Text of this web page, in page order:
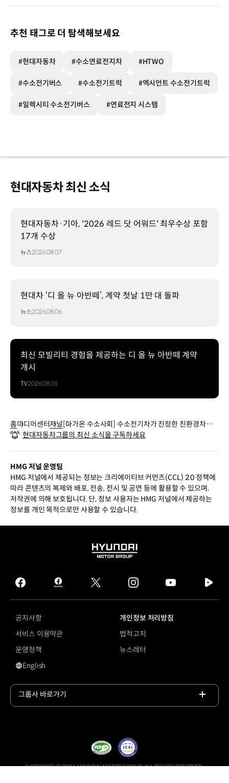
추천 태그로 더 탐색해보세요
#현대자동차 #수소연료전지차 #HTWO
#수소전기버스 #수소전기트럭 #엑시언트 수소전기트럭
#일렉시티 수소전기버스 #연료전지 시스템
현대자동차 최신 소식
현대자동차·기아, '2026 레드 닷 어워드' 최우수상 포함
17개 수상
뉴스2026.08.07
현대차 ‘디 올 뉴 아반떼’, 계약 첫날 1만 대 돌파
뉴스2026.08.06
최신 모빌리티 경험을 제공하는 디 올 뉴 아반떼 계약
개시
TV2026.08.05
홈미디어센터저널 [다가온 수소사회] 수소전기차가 진정한 친환경차인
이유는?
현대자동차그룹의 최신 소식을 구독하세요
HMG 저널 운영팀
HMG 저널에서 제공되는 정보는 크리에이티브 커먼즈(CCL) 2.0 정책에
따라 콘텐츠의 복제와 배포, 전송, 전시 및 공연 등에 활용할 수 있으며,
저작권에 의해 보호됩니다. 단, 정보 사용자는 HMG 저널에서 제공하는
정보를 개인 목적으로만 사용할 수 있습니다.
HYUNDAI
GROUP
facebook
hmg
journal
twitter instagram
tv
공지사항
개인정보 처리방침
서비스 이용약관
법적고지
운영정책
뉴스레터
영문 사이트로 이동
English
그룹사 바로가기
© COPYRIGHT 2026 HYUNDAI MOTOR GROUP, ALL RIGHTS RESERVED.